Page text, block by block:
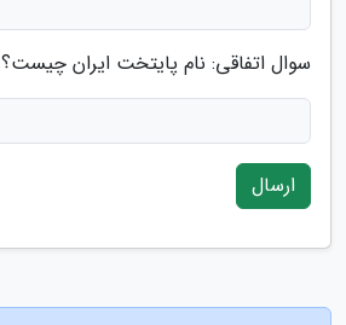
سوال اتفاقی: نام پایتخت ایران چیست؟
ارسال